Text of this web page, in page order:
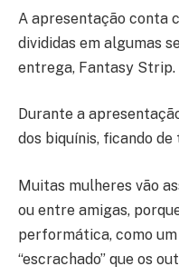
A apresentação conta
divididas em algumas
entrega, Fantasy Strip.
Durante a
dos biquínis, ficando de
Muitas mulheres vão
ou entre amigas,
performática, como
“escrachado” que os